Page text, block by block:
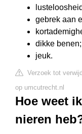
gebrek aan
dikke benen;
jeuk.
Verzoek tot
op umcutrecht.nl
Hoe weet
nieren